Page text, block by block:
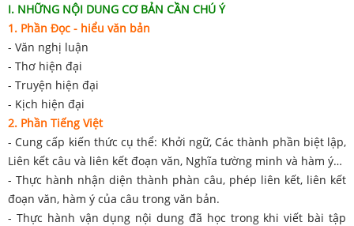
I. NHỮNG NỘI DUNG CƠ BẢN CẦN CHÚ Ý
1. Phần Đọc - hiểu văn bản
- Văn nghị luận
- Thơ hiện đại
- Truyện hiện đại
- Kịch hiện đại
2. Phần Tiếng Việt
- Cung cấp kiến thức cụ thể: Khởi ngữ, Các thành phần biệt lập,
Liên kết câu và liên kết đoạn văn, Nghĩa tường minh và hàm ý…
- Thực hành nhận diện thành phàn câu, phép liên kết, liên kết
đoạn văn, hàm ý của câu trong văn bản.
- Thực hành vận dụng nội dung đã học trong khi viết bài tập